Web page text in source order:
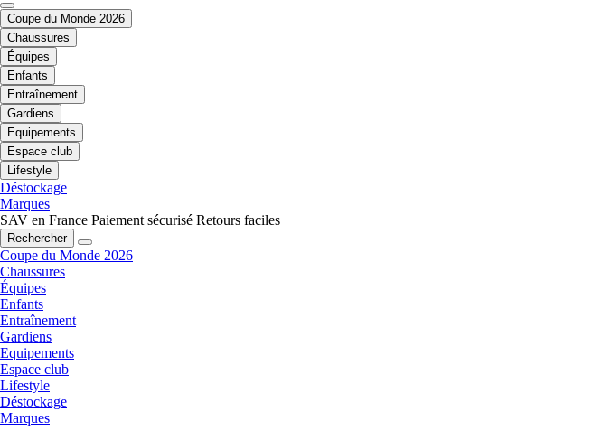
Coupe du Monde 2026
Chaussures
Équipes
Enfants
Entraînement
Gardiens
Equipements
Espace club
Lifestyle
Déstockage
Marques
SAV en France Paiement sécurisé Retours faciles
Rechercher
Coupe du Monde 2026
Chaussures
Équipes
Enfants
Entraînement
Gardiens
Equipements
Espace club
Lifestyle
Déstockage
Marques